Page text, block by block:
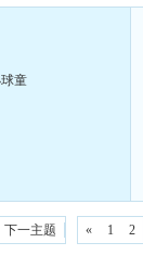
童
下一主题 « 1 2